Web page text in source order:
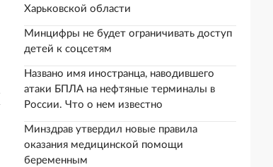
Харьковской области
Минцифры не будет ограничивать доступ
детей к соцсетям
Названо имя иностранца, наводившего
атаки БПЛА на нефтяные терминалы в
России. Что о нем известно
Минздрав утвердил новые правила
оказания медицинской помощи
беременным